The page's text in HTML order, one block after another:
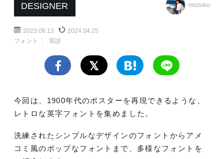
DESIGNER mozuku
2023.08.13
2024.04.25
フォント
英語
今回は、1900年代のポスターを再現できるような、
レトロな英字フォントを集めました。
洗練されたシンプルなデザインのフォントからアメ
コミ風のポップなフォントまで、多様なフォントを